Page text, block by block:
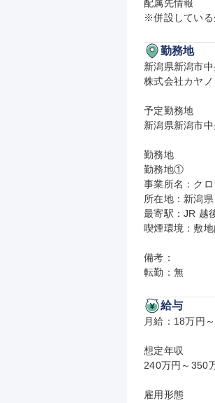
配属先情報
※併設している
勤務地
新潟県新潟市
株式会社カヤノ
予定勤務地
新潟県新潟市
勤務地
勤務地①
事業所名：ク
所在地：新潟
最寄駅：JR 越
喫煙環境：敷
備考：
転勤：無
給与
月給：18万円
想定年収
240万円～350
雇用形態